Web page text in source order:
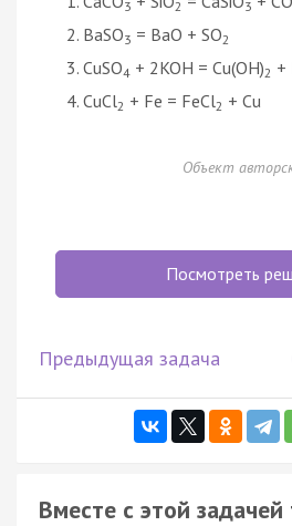
3 2 3
BaSO3 = BaO + SO2
CuSO4 + 2KOH = Cu(OH)2 +
CuCl2 + Fe = FeCl2 + Cu
Объект
Посмотреть
Предыдущая задача
Вместе с этой